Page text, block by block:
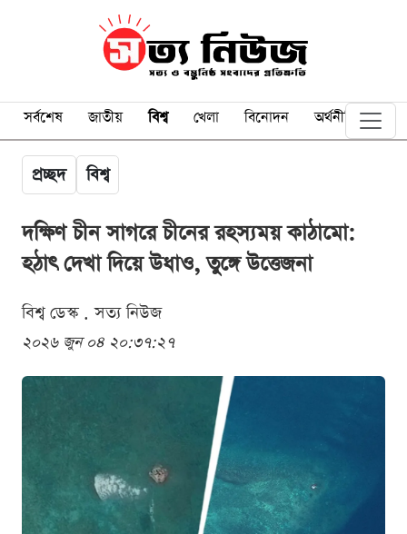
সর্বশেষ জাতীয় বিশ্ব খেলা বিনোদন অর্থনীতি
প্রচ্ছদ বিশ্ব
দক্ষিণ চীন সাগরে চীনের রহস্যময় কাঠামো:
হঠাৎ দেখা দিয়ে উধাও, তুঙ্গে উত্তেজনা
বিশ্ব ডেস্ক . সত্য নিউজ
২০২৬ জুন ০৪ ২০:৩৭:২৭